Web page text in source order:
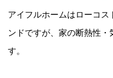
アイフルホームはローコ
ンドですが、家の断熱性
す。